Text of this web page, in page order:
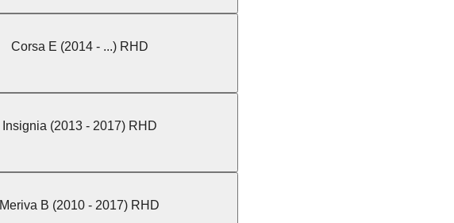
Corsa E (2014 - ...) RHD
Insignia (2013 - 2017) RHD
Meriva B (2010 - 2017) RHD